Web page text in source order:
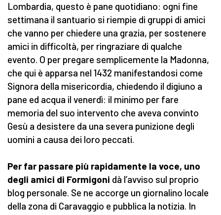
Lombardia, questo è pane quotidiano: ogni fine
settimana il santuario si riempie di gruppi di amici
che vanno per chiedere una grazia, per sostenere
amici in difficoltà, per ringraziare di qualche
evento. O per pregare semplicemente la Madonna,
che qui è apparsa nel 1432 manifestandosi come
Signora della misericordia, chiedendo il digiuno a
pane ed acqua il venerdì: il minimo per fare
memoria del suo intervento che aveva convinto
Gesù a desistere da una severa punizione degli
uomini a causa dei loro peccati.
Per far passare più rapidamente la voce, uno
degli amici di Formigoni dà l’avviso sul proprio
blog personale. Se ne accorge un giornalino locale
della zona di Caravaggio e pubblica la notizia. In